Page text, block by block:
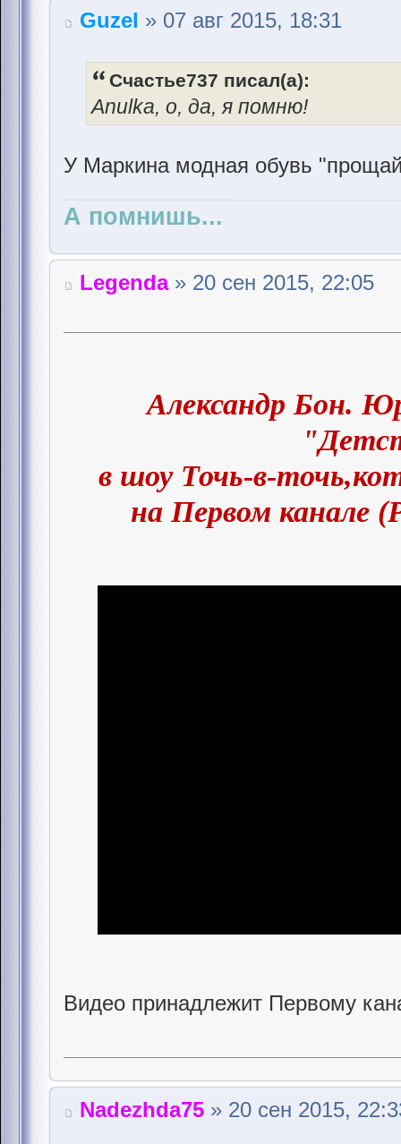
Guzel » 07 авг 2015, 18:31
Счастье737 писал(а):
Anulka, о, да, я помню!
У Маркина модная обувь
А помнишь...
Legenda» 20 сен 2015, 22:05
Александр Бон.
в шоу Точь-в-
на Первом канале
Видео принадлежит Первому
Nadezhda75 » 20 сен 2015,